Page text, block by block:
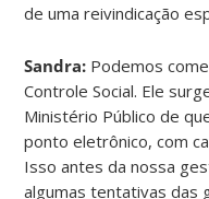
de uma reivindicação
Sandra: Podemos
Controle Social. Ele
Ministério Público de
ponto eletrônico, com
Isso antes da nossa
algumas tentativas das